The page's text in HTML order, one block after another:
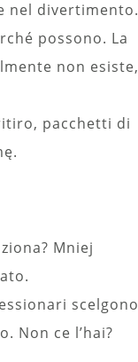
nel divertimento.
possono. La
non esiste,
pacchetti di
Mniej
scelgono
Non ce l’hai?